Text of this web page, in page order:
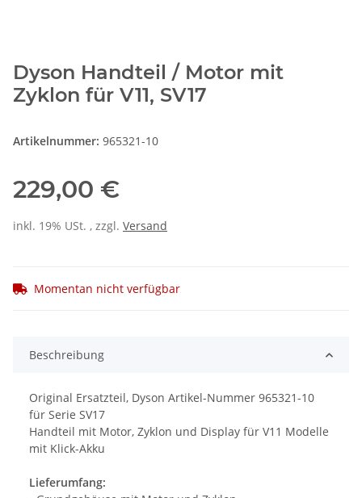
Dyson Handteil / Motor mit
Zyklon für V11, SV17
Artikelnummer: 965321-10
229,00 €
inkl. 19% USt. , zzgl. Versand
Momentan nicht verfügbar
Beschreibung
Original Ersatzteil, Dyson Artikel-Nummer 965321-10
für Serie SV17
Handteil mit Motor, Zyklon und Display für V11 Modelle
mit Klick-Akku
Lieferumfang: